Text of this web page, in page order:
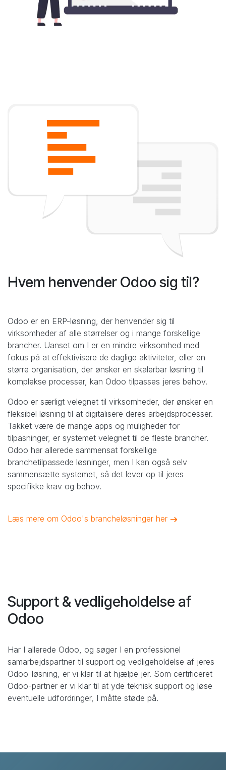
Hvem henvender Odoo sig til?
Odoo er en ERP-løsning, der henvender sig til
virksomheder af alle størrelser og i mange forskellige
brancher. Uanset om I er en mindre virksomhed med
fokus på at effektivisere de daglige aktiviteter, eller en
større organisation, der ønsker en skalerbar løsning til
komplekse processer, kan Odoo tilpasses jeres behov.
Odoo er særligt velegnet til virksomheder, der ønsker en
fleksibel løsning til at digitalisere deres arbejdsprocesser.
Takket være de mange apps og muligheder for
tilpasninger, er systemet velegnet til de fleste brancher.
Odoo har allerede sammensat forskellige
branchetilpassede løsninger, men I kan også selv
sammensætte systemet, så det lever op til jeres
specifikke krav og behov.
Læs mere om Odoo's brancheløsninger her
Support & vedligeholdelse af
Odoo
Har I allerede Odoo, og søger I en professionel
samarbejdspartner til support og vedligeholdelse af jeres
Odoo-løsning, er vi klar til at hjælpe jer. Som certificeret
Odoo-partner er vi klar til at yde teknisk support og løse
eventuelle udfordringer, I måtte støde på.